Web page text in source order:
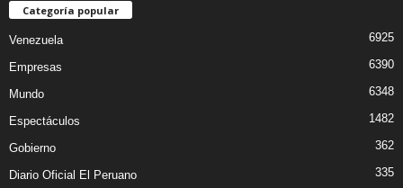
Categoría popular
Venezuela 6925
Empresas 6390
Mundo 6348
Espectáculos 1482
Gobierno 362
Diario Oficial El Peruano 335